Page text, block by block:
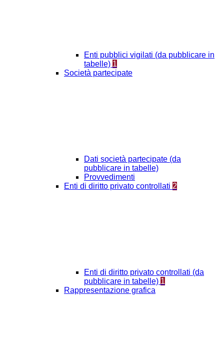
Enti pubblici vigilati (da pubblicare in
tabelle) 1
Società partecipate
Dati società partecipate (da
pubblicare in tabelle)
Provvedimenti
Enti di diritto privato controllati 2
Enti di diritto privato controllati (da
pubblicare in tabelle) 1
Rappresentazione grafica